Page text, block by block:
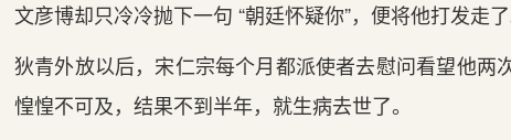
文彦博却只冷冷抛下一句 “朝廷怀疑你”，便将他打发走了
狄青外放以后，宋仁宗每个月都派使者去慰问看望他两
惶惶不可及，结果不到半年，就生病去世了。